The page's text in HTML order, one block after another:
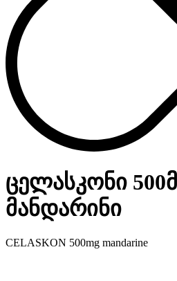
ცელასკონი
მანდარინი
CELASKON 500mg mandarine